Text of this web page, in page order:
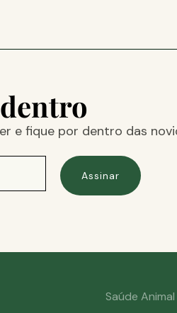
e fique por dentro das
Assinar
Saúde Animal